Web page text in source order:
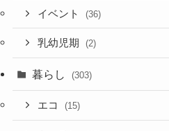
イベント (36)
乳幼児期 (2)
暮らし (303)
エコ (15)